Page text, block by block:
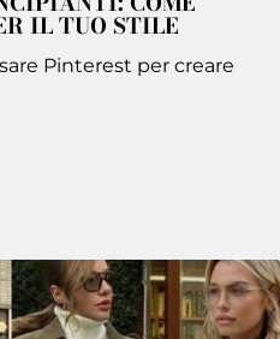
IL TUO STILE
Pinterest per creare